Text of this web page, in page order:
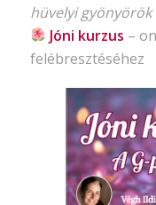
hüvelyi gyönyörök
Jóni kurzus –
felébresztéséhez